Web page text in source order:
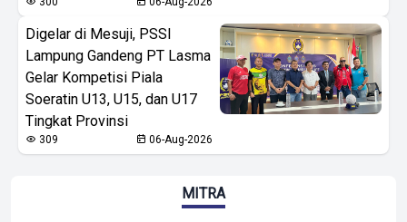
Digelar di Mesuji, PSSI
Lampung Gandeng PT Lasma
Gelar Kompetisi Piala
Soeratin U13, U15, dan U17
Tingkat Provinsi
309 06-Aug-2026
MITRA